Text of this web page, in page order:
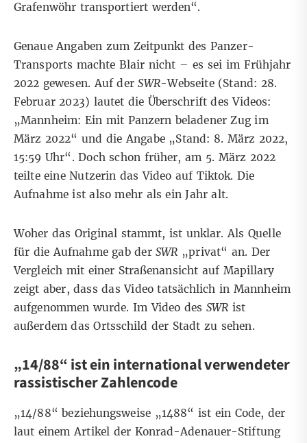
Grafenwöhr transportiert werden“.
Genaue Angaben zum Zeitpunkt des Panzer-
Transports machte Blair nicht – es sei im Frühjahr
2022 gewesen. Auf derSWR-Webseite (Stand: 28.
Februar 2023) lautet die Überschrift des Videos:
„Mannheim: Ein mit Panzern beladener Zug im
März 2022“ und die Angabe „Stand: 8. März 2022,
15:59 Uhr“. Doch schon früher, am 5. März 2022
teilte eine Nutzerin das Video auf Tiktok. Die
Aufnahme ist also mehr als ein Jahr alt.
Woher das Original stammt, ist unklar. Als Quelle
für die Aufnahme gab derSWR „privat“ an. Der
Vergleich mit einer Straßenansicht auf Mapillary
zeigt aber, dass das Video tatsächlich in Mannheim
aufgenommen wurde. Im Video des SWR ist
außerdemdas Ortsschild der Stadt zu sehen.
„14/88“ ist ein international verwendeter
rassistischer Zahlencode
„14/88“ beziehungsweise „1488“ ist ein Code, der
laut einemArtikel der Konrad-Adenauer-Stiftung